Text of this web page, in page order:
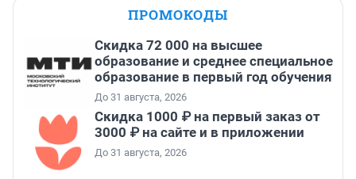
ПРОМОКОДЫ
Скидка 72 000 на высшее
образование и среднее специальное
образование в первый год обучения
До 31 августа, 2026
Скидка 1000 ₽ на первый заказ от
3000 ₽ на сайте и в приложении
До 31 августа, 2026